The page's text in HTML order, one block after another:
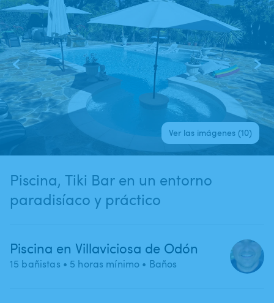
Ver las imágenes (10)
Piscina​,​ Tiki Bar en un entorno
paradisíaco y práctico
Piscina en Villaviciosa de Odón
15 bañistas • 5 horas mínimo • Baños